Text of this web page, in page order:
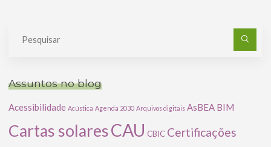
Assuntos no blog
Acessibilidade Acústica Agenda 2030 Arquivos digitais AsBEA BIM
Cartas solaresCAU CBIC Certificações